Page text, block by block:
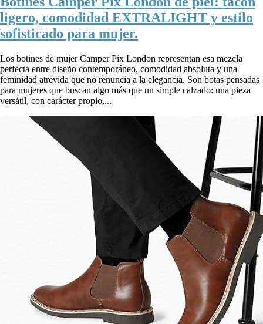
ligero, comodidad EXTRALIGHT y estilo
sofisticado para mujer.
Los botines de mujer Camper Pix London representan esa mezcla
perfecta entre diseño contemporáneo, comodidad absoluta y una
feminidad atrevida que no renuncia a la elegancia. Son botas pensadas
para mujeres que buscan algo más que un simple calzado: una pieza
versátil, con carácter propio,...